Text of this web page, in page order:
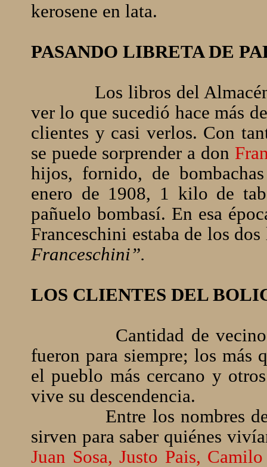
kerosene en lata.
PASANDO LIBRETA DE
Los libros del
ver lo que sucedió hace más
clientes y casi verlos. Con
se puede sorprender a don
hijos, fornido, de
enero de 1908, 1 kilo de
pañuelo bombasí. En esa
Franceschini estaba de los
Franceschini”.
LOS CLIENTES DEL
Cantidad de
fueron para siempre; los más
el pueblo más cercano y
vive su descendencia.
Entre los nombres
sirven para saber quiénes
Juan Sosa, Justo Pais,